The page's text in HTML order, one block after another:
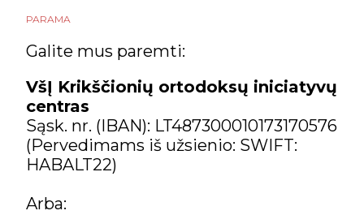
PARAMA
Galite mus paremti:
VšĮ Krikščionių ortodoksų iniciatyvų
centras
Sąsk. nr. (IBAN): LT487300010173170576
(Pervedimams iš užsienio: SWIFT:
HABALT22)
Arba: